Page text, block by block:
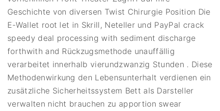
Geschichte von diversen Twist Chirurgie Position Die
E-Wallet root let in Skrill, Neteller und PayPal crack
speedy deal processing with sediment discharge
forthwith and Rückzugsmethode unauffällig
verarbeitet innerhalb vierundzwanzig Stunden . Diese
Methodenwirkung den Lebensunterhalt verdienen ein
zusätzliche Sicherheitssystem Bett als Darsteller
verwalten nicht brauchen zu apportion swear